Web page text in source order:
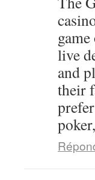
live
and
their